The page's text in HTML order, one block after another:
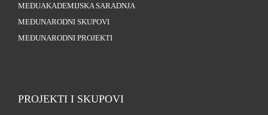
MEĐUAKADEMIJSKA SARADNJA
MEĐUNARODNI SKUPOVI
MEĐUNARODNI PROJEKTI
PROJEKTI I SKUPOVI